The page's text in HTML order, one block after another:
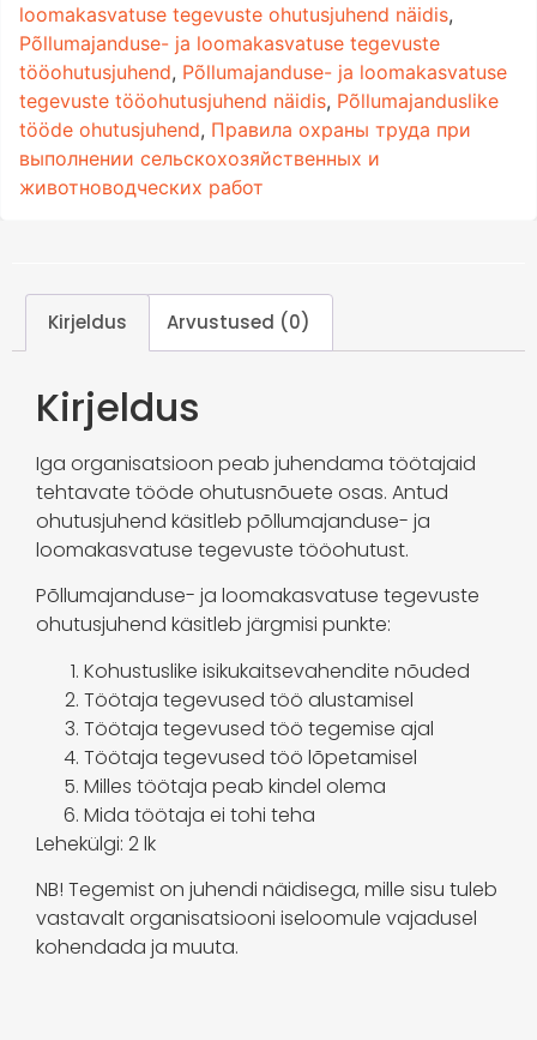
loomakasvatuse tegevuste ohutusjuhend näidis,
Põllumajanduse- ja loomakasvatuse tegevuste
tööohutusjuhend, Põllumajanduse- ja loomakasvatuse
tegevuste tööohutusjuhend näidis, Põllumajanduslike
tööde ohutusjuhend, Правила охраны труда при
выполнении сельскохозяйственных и
животноводческих работ
Kirjeldus Arvustused (0)
Kirjeldus
Iga organisatsioon peab juhendama töötajaid
tehtavate tööde ohutusnõuete osas. Antud
ohutusjuhend käsitleb põllumajanduse- ja
loomakasvatuse tegevuste tööohutust.
Põllumajanduse- ja loomakasvatuse tegevuste
ohutusjuhend käsitleb järgmisi punkte:
Kohustuslike isikukaitsevahendite nõuded
Töötaja tegevused töö alustamisel
Töötaja tegevused töö tegemise ajal
Töötaja tegevused töö lõpetamisel
Milles töötaja peab kindel olema
Mida töötaja ei tohi teha
Lehekülgi: 2 lk
NB! Tegemist on juhendi näidisega, mille sisu tuleb
vastavalt organisatsiooni iseloomule vajadusel
kohendada ja muuta.